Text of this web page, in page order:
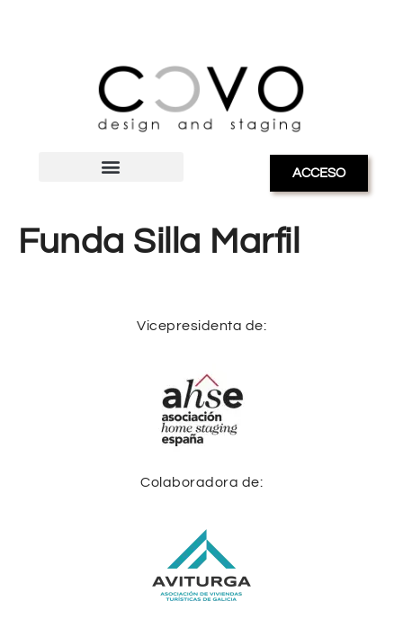
ACCESO
Funda Silla Marfil
Vicepresidenta de:
Colaboradora de: